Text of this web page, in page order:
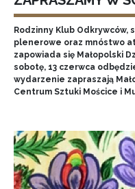
Rodzinny Klub
plenerowe oraz mnóstwo
zapowiada się Małopolski
sobotę, 13 czerwca
wydarzenie zapraszają
Centrum Sztuki Mościce i